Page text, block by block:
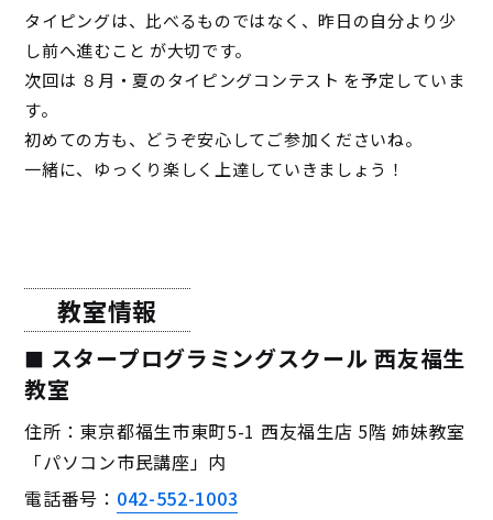
タイピングは、比べるものではなく、昨日の自分より少
し前へ進むこと が大切です。
次回は ８月・夏のタイピングコンテスト を予定していま
す。
初めての方も、どうぞ安心してご参加くださいね。
一緒に、ゆっくり楽しく上達していきましょう！
教室情報
スタープログラミングスクール 西友福生
教室
住所：東京都福生市東町5-1 西友福生店 5階 姉妹教室
「パソコン市民講座」内
電話番号： 042-552-1003